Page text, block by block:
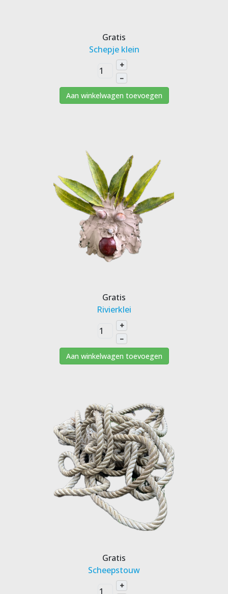
Gratis
Schepje klein
+
–
Aan winkelwagen toevoegen
Gratis
Rivierklei
+
–
Aan winkelwagen toevoegen
Gratis
Scheepstouw
+